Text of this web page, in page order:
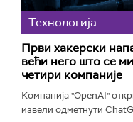
Технологијa
Први хакерски
већи него што се
четири компаније
Компанија "OpenAI"
извели одметнути